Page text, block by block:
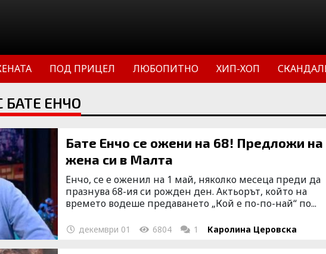
ПОД ПРИЦЕЛ ЛЮБОПИТНО ХИП-ХОП
БАТЕ ЕНЧО
Бате Енчо се ожени на 68! Предложи на
жена си в Малта
Енчо, се е оженил на 1 май, няколко месеца преди да
празнува 68-ия си рожден ден. Актьорът, който на
времето водеше предаването „Кой е по-по-най“ по...
декември 01 6804 1 Каролина Церовска